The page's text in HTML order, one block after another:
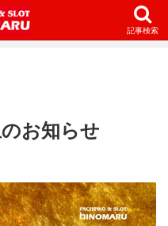
記事検索
お知らせ